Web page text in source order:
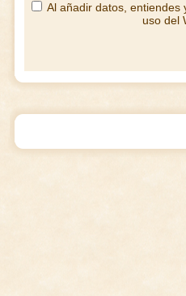
Al añadir datos, entiendes
uso del